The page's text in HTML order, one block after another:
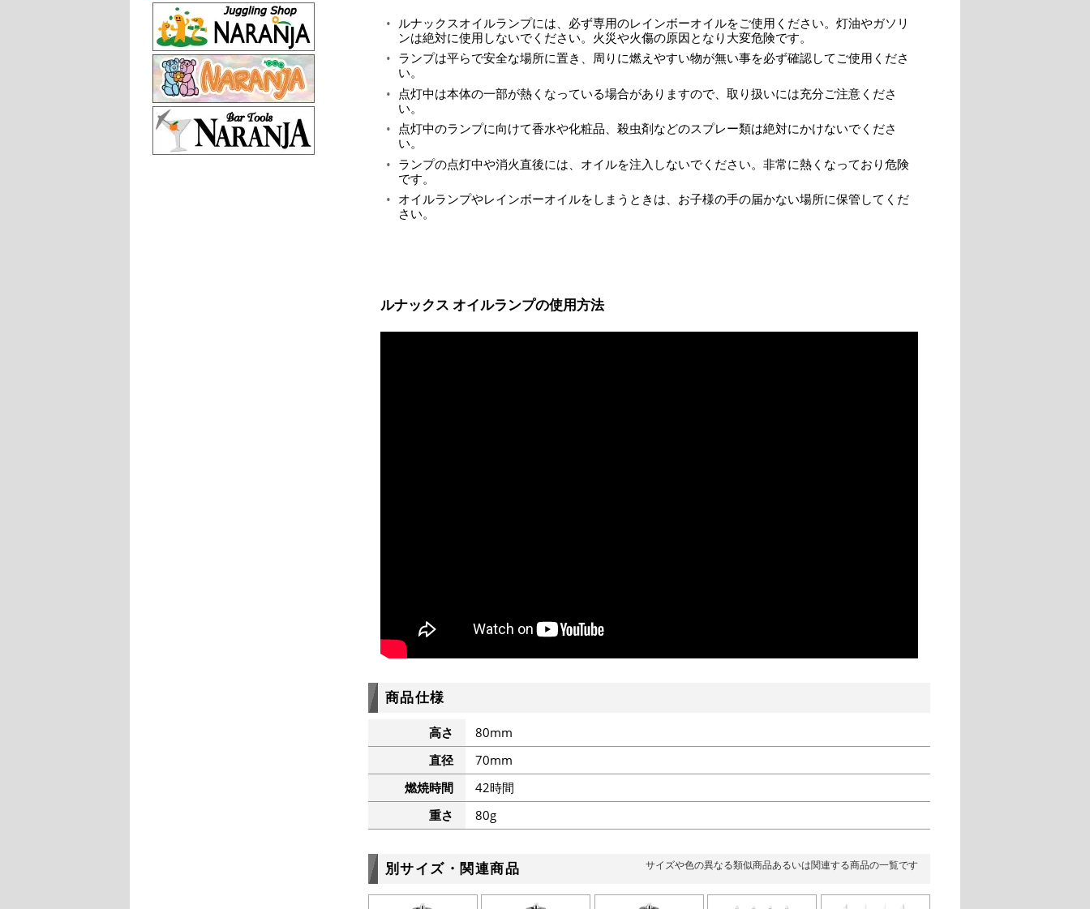
ルナックスオイルランプには、必ず専用のレインボーオイルをご使用ください。灯油やガソリ
ンは絶対に使用しないでください。火災や火傷の原因となり大変危険です。
ランプは平らで安全な場所に置き、周りに燃えやすい物が無い事を必ず確認してご使用くださ
い。
点灯中は本体の一部が熱くなっている場合がありますので、取り扱いには充分ご注意くださ
い。
点灯中のランプに向けて香水や化粧品、殺虫剤などのスプレー類は絶対にかけないでくださ
い。
ランプの点灯中や消火直後には、オイルを注入しないでください。非常に熱くなっており危険
です。
オイルランプやレインボーオイルをしまうときは、お子様の手の届かない場所に保管してくだ
さい。
ルナックス オイルランプの使用方法
商品仕様
高さ
80mm
直径
70mm
燃焼時間
42時間
重さ
80g
別サイズ・関連商品 サイズや色の異なる類似商品あるいは関連する商品の一覧です